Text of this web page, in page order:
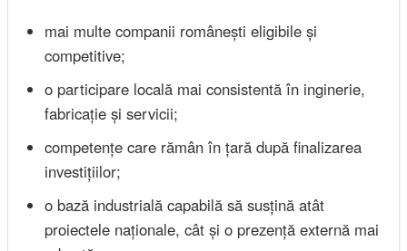
mai multe companii românești eligibile și
competitive;
o participare locală mai consistentă în inginerie,
fabricație și servicii;
competențe care rămân în țară după finalizarea
investițiilor;
o bază industrială capabilă să susțină atât
proiectele naționale, cât și o prezență externă mai